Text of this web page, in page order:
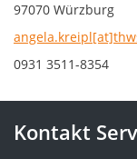
97070 Würzburg
0931 3511-8354
Kontakt